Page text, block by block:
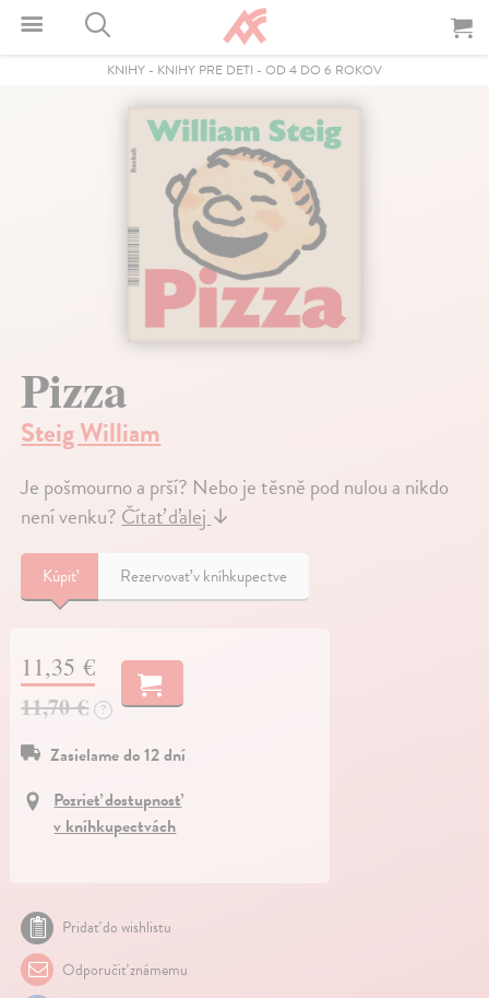
KNIHY - KNIHY PRE DETI - OD 4 DO 6 ROKOV
Pizza
Steig William
Je pošmourno a prší? Nebo je těsně pod nulou a nikdo
není venku?Čítať ďalej↓
Kúpiť Rezervovať v kníhkupectve
11,35 €
11,70 €
?
Zasielame do 12 dní
Pozrieť dostupnosť
v kníhkupectvách
Pridať do wishlistu
Odporučiť známemu